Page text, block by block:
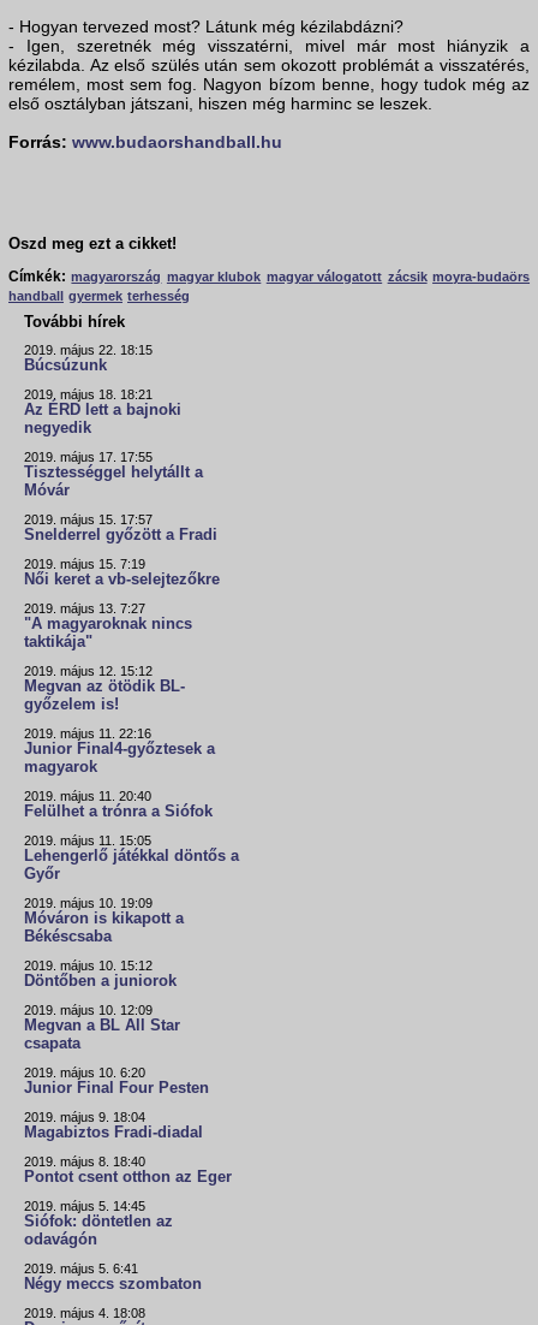
- Hogyan tervezed most? Látunk még kézilabdázni?
- Igen, szeretnék még visszatérni, mivel már most hiányzik a
kézilabda. Az első szülés után sem okozott problémát a visszatérés,
remélem, most sem fog. Nagyon bízom benne, hogy tudok még az
első osztályban játszani, hiszen még harminc se leszek.
Forrás: www.budaorshandball.hu
Oszd meg ezt a cikket!
Címkék: magyarország magyar klubok magyar válogatott zácsik moyra-budaörs
handball gyermek terhesség
További hírek
2019. május 22. 18:15
Búcsúzunk
2019. május 18. 18:21
Az ÉRD lett a bajnoki
negyedik
2019. május 17. 17:55
Tisztességgel helytállt a
Móvár
2019. május 15. 17:57
Snelderrel győzött a Fradi
2019. május 15. 7:19
Női keret a vb-selejtezőkre
2019. május 13. 7:27
"A magyaroknak nincs
taktikája"
2019. május 12. 15:12
Megvan az ötödik BL-
győzelem is!
2019. május 11. 22:16
Junior Final4-győztesek a
magyarok
2019. május 11. 20:40
Felülhet a trónra a Siófok
2019. május 11. 15:05
Lehengerlő játékkal döntős a
Győr
2019. május 10. 19:09
Móváron is kikapott a
Békéscsaba
2019. május 10. 15:12
Döntőben a juniorok
2019. május 10. 12:09
Megvan a BL All Star
csapata
2019. május 10. 6:20
Junior Final Four Pesten
2019. május 9. 18:04
Magabiztos Fradi-diadal
2019. május 8. 18:40
Pontot csent otthon az Eger
2019. május 5. 14:45
Siófok: döntetlen az
odavágón
2019. május 5. 6:41
Négy meccs szombaton
2019. május 4. 18:08